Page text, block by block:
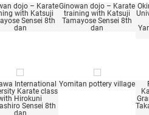
dojo – Karate
with Katsuji
Sensei 8th
dan
Ginowan dojo – Karate
training with Katsuji
Tamayose Sensei 8th
dan
International
Karate class
Hirokuni
Sensei 8th
dan
Yomitan pottery village